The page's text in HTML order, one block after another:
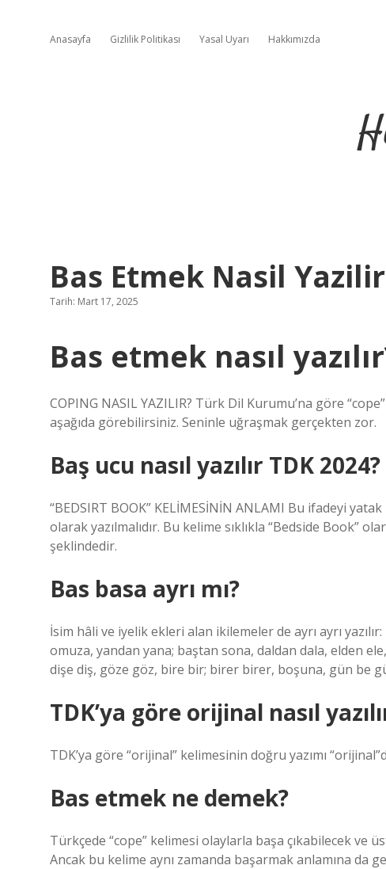
Anasayfa Gizlilik Politikası Yasal Uyarı Hakkımızda
Bas Etmek Nasil
Tarih: Mart 17, 2025
Bas etmek nasıl
COPING NASIL YAZILIR? Türk Dil Kurumu’na göre
aşağıda görebilirsiniz. Seninle uğraşmak gerçekten zor.
Baş ucu nasıl yazılır TDK 2024?
“BEDSIRT BOOK” KELİMESİNİN ANLAMI Bu ifadeyi
olarak yazılmalıdır. Bu kelime sıklıkla “Bedside Book”
şeklindedir.
Bas basa ayrı mı?
İsim hâli ve iyelik ekleri alan ikilemeler de ayrı ayrı
omuza, yandan yana; baştan sona, daldan dala, elden
dişe diş, göze göz, bire bir; birer birer, boşuna, gün be
TDK’ya göre orijinal nasıl
TDK’ya göre “orijinal” kelimesinin doğru yazımı
Bas etmek ne demek?
Türkçede “cope” kelimesi olaylarla başa çıkabilecek ve
Ancak bu kelime aynı zamanda başarmak anlamına da